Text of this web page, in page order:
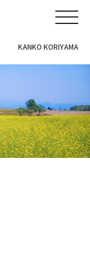
KANKO KORIYAMA